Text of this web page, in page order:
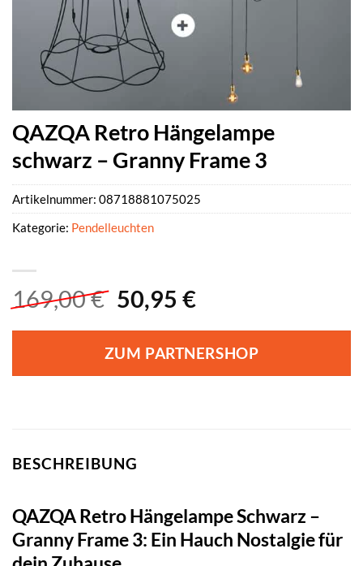
QAZQA Retro Hängelampe
schwarz – Granny Frame 3
169,00€ Ursprünglicher
war:
169,00 €
50,95 €Aktueller
ist:
50,95 €.
ZUM PARTNERSHOP
Artikelnummer: 08718881075025
Kategorie: Pendelleuchten
BESCHREIBUNG
QAZQA Retro Hängelampe Schwarz –
Granny Frame 3: Ein Hauch Nostalgie für